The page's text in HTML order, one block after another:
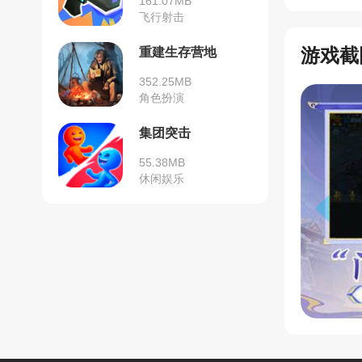
飞行射击
重建生存营地
352.25MB
角色扮演
集团突击
55.38MB
休闲娱乐
游戏